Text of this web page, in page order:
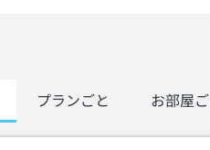
プランごと お部屋